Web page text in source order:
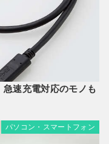
速充電対応のモノも
パソコン・スマートフォン